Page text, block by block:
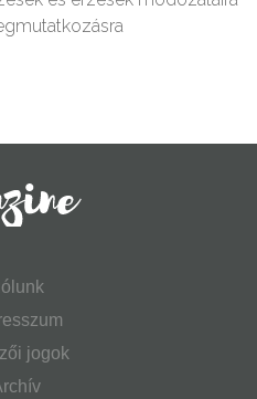
jogok